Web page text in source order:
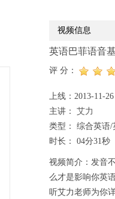
视频信息
英语巴菲语音
评 分：
上线：2013-11-
主讲：
艾力
类型： 综合英语/
时长： 04分31秒
视频简介：发音
么才是影响你英
听艾力老师为你